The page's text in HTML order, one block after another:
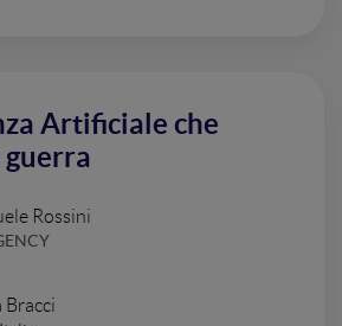
Artificiale che
guerra
Rossini
Bracci